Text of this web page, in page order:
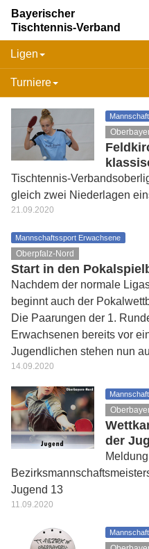
Bayerischer
Tischtennis-Verband
Ligen
Turniere
Tischtennis-
gleich zwei Niederlagen
21.09.2020
Mannschaftssport Erwachsene
Oberpfalz-Nord
Start in den
Nachdem der normale
beginnt auch der
Die Paarungen der 1.
Erwachsenen bereits vor
Jugendlichen stehen nun
14.09.2020
der
Jugend 13
11.09.2020